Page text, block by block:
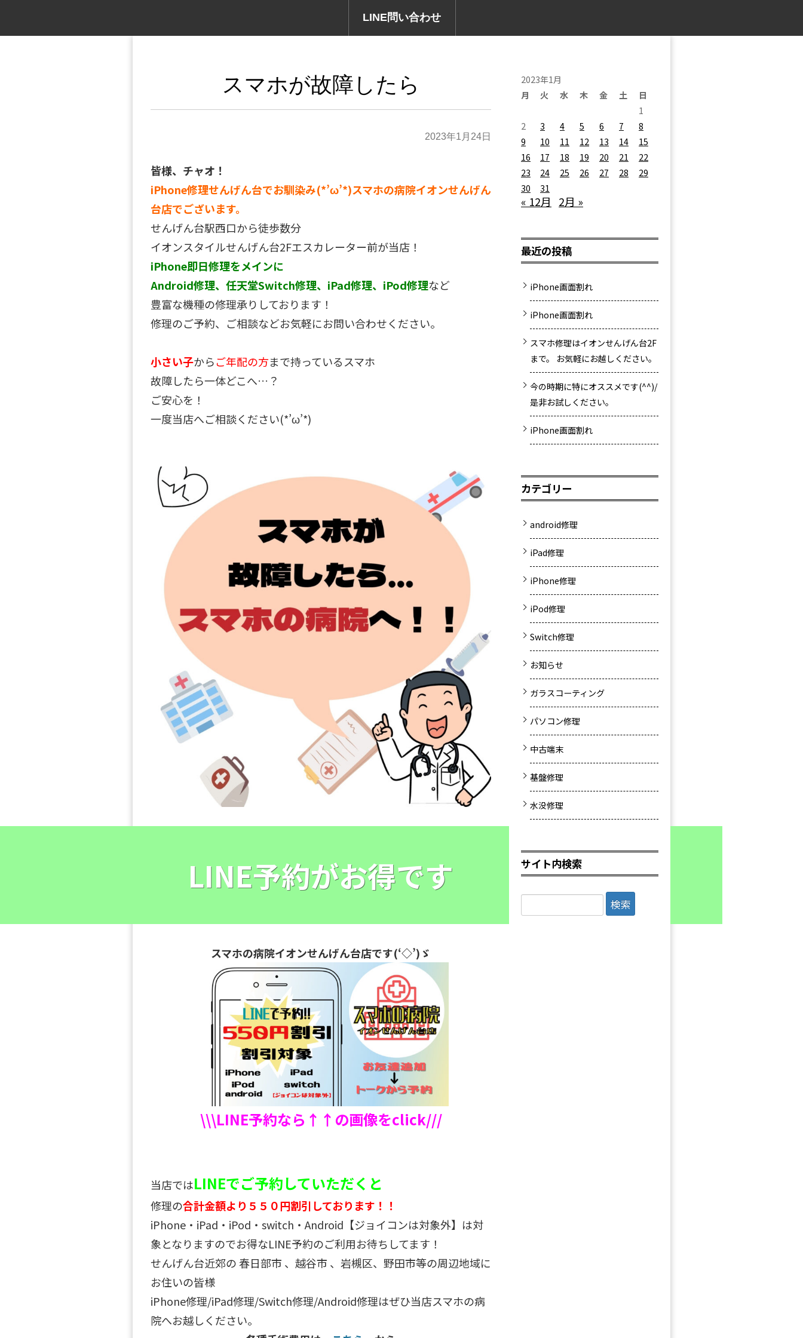
LINE問い合わせ
スマホが故障したら
2023年1月24日
皆様、チャオ！
iPhone修理せんげん台でお馴染み(*’ω’*)スマホの病院イオンせんげん
台店でございます。
せんげん台駅西口から徒歩数分
イオンスタイルせんげん台2Fエスカレーター前が当店！
iPhone即日修理をメインに
Android修理、任天堂Switch修理、iPad修理、iPod修理など
豊富な機種の修理承りしております！
修理のご予約、ご相談などお気軽にお問い合わせください。
小さい子からご年配の方まで持っているスマホ
故障したら一体どこへ…？
ご安心を！
一度当店へご相談ください(*’ω’*)
LINE予約がお得です
スマホの病院イオンせんげん台店です(‘◇’)ゞ
\\\LINE予約なら↑↑の画像をclick///
当店ではLINEでご予約していただくと
修理の合計金額より５５０円割引しております！！
iPhone・iPad・iPod・switch・Android【ジョイコンは対象外】は対
象となりますのでお得なLINE予約のご利用お待ちしてます！
せんげん台近郊の 春日部市 、越谷市 、岩槻区、野田市等の周辺地域に
お住いの皆様
iPhone修理/iPad修理/Switch修理/Android修理はぜひ当店スマホの病
院へお越しください。
2023年1月
月
火 水 木 金 土
日
1
2
3 4 5 6 7
8
9
10 11 12 13 14
15
16
17 18 19 20 21
22
23
24 25 26 27 28
29
30
31
« 12月 2月 »
最近の投稿
iPhone画面割れ
iPhone画面割れ
スマホ修理はイオンせんげん台2F
まで。 お気軽にお越しください。
今の時期に特にオススメです(^^)/
是非お試しください。
iPhone画面割れ
カテゴリー
android修理
iPad修理
iPhone修理
iPod修理
Switch修理
お知らせ
ガラスコーティング
パソコン修理
中古端末
基盤修理
水没修理
サイト内検索
検
索: